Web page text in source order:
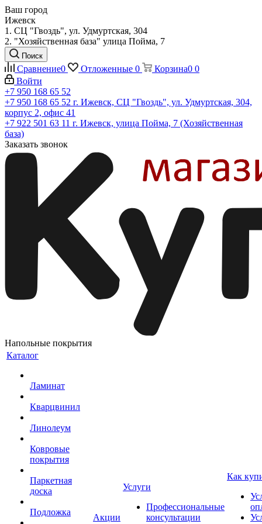
Ваш город
Ижевск
1. СЦ "Гвоздь", ул. Удмуртская, 304
2. "Хозяйственная база" улица Пойма, 7
Поиск
Сравнение0 Отложенные 0 Корзина0 0
Войти
+7 950 168 65 52
+7 950 168 65 52 г. Ижевск, СЦ "Гвоздь", ул. Удмуртская, 304,
корпус 2, офис 41
+7 922 501 63 11 г. Ижевск, улица Пойма, 7 (Хозяйственная
база)
Заказать звонок
Напольные покрытия
Каталог
Ламинат
Кварцвинил
Линолеум
Ковровые
покрытия
Паркетная
доска
Подложка
Акции
Услуги
Профессиональные
консультации
Как